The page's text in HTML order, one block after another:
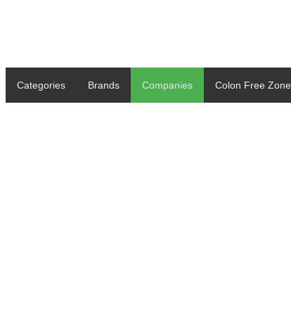
Categories Brands Companies Colon Free Zone